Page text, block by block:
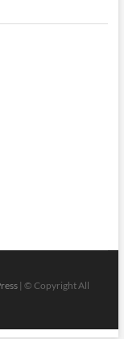
| © Copyright All